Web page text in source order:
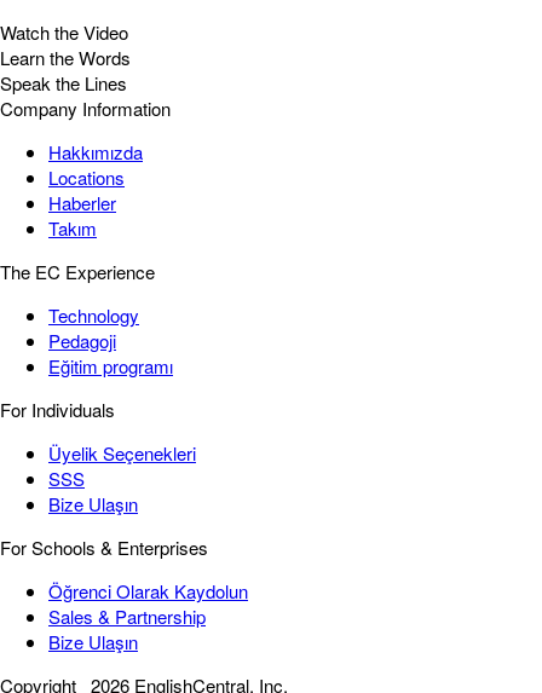
Watch the Video
Learn the Words
Speak the Lines
Company Information
Hakkımızda
Locations
Haberler
Takım
The EC Experience
Technology
Pedagoji
Eğitim programı
For Individuals
Üyelik Seçenekleri
SSS
Bize Ulaşın
For Schools & Enterprises
Öğrenci Olarak Kaydolun
Sales & Partnership
Bize Ulaşın
Copyright 2026 EnglishCentral, Inc.